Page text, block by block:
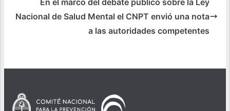
Nacional de Salud Mental el CNPT envió una nota
a las autoridades competentes